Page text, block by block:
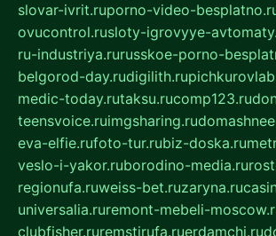
slovar-ivrit.ruporno-video-
ovucontrol.rusloty-igrovyye-
ru-industriya.rurusskoe-porno-
belgorod-day.rudigilith.ru
medic-today.rutaksu.rucomp123.ru
teensvoice.ruimgsharing.ru
eva-elfie.rufoto-tur.rubiz-doska.ru
veslo-i-yakor.ruborodino-media.ru
regionufa.ruweiss-bet.ruzaryna.ru
universalia.ruremont-mebeli-
clubfisher.ruremstirufa.ruerdamchi.ru